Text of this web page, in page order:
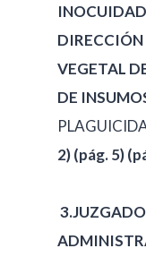
VEGETAL
DE
2)(pág. 5)
3.